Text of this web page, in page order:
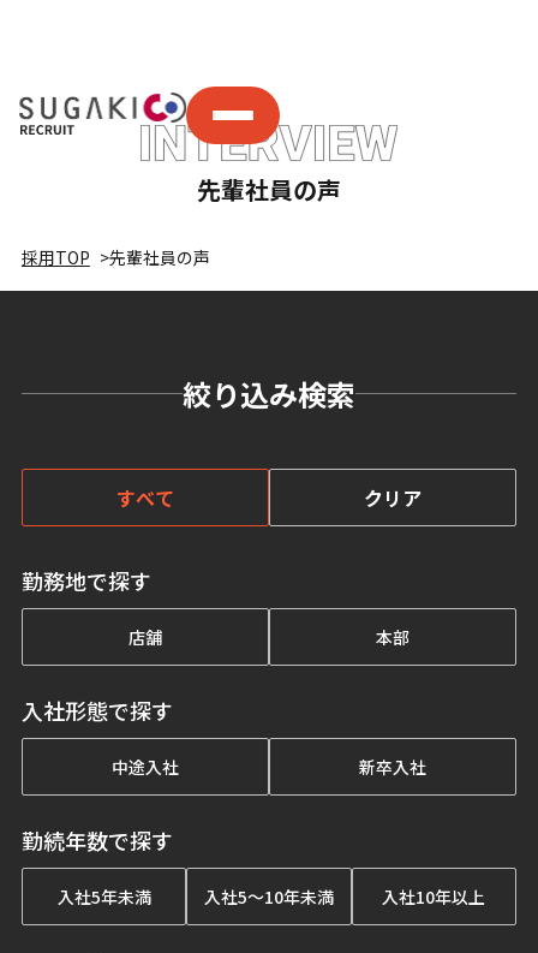
先輩社員の声
採用TOP 先輩社員の声
絞り込み検索
すべて クリア
勤務地で探す
店舗 本部
入社形態で探す
中途入社 新卒入社
勤続年数で探す
入社5年未満 入社5〜10年未満 入社10年以上